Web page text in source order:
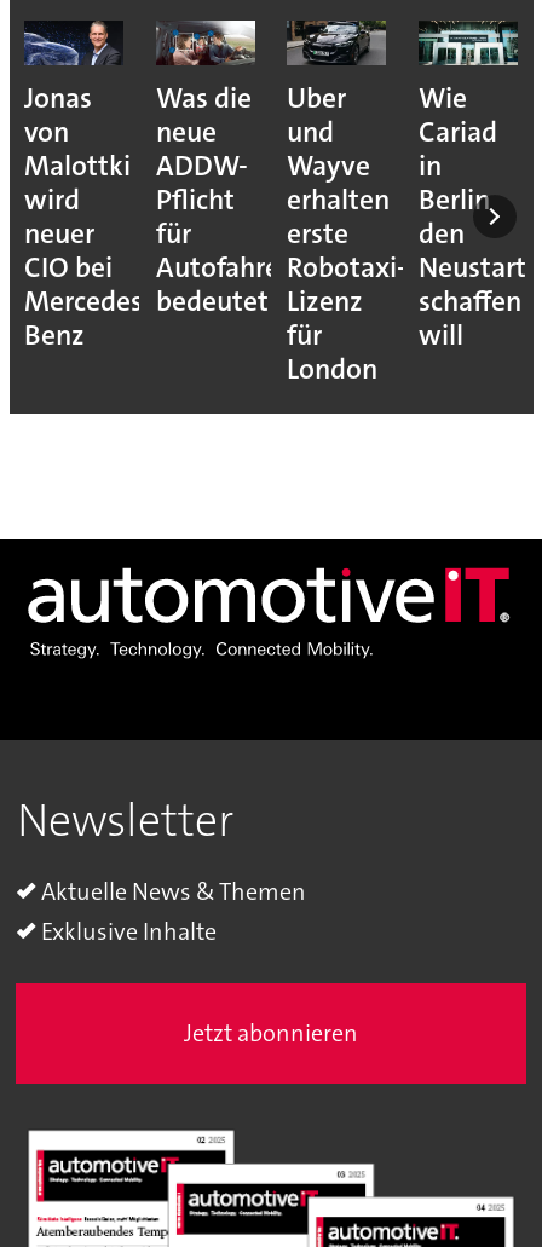
Jonas
von
Malottki
wird
neuer
CIO bei
Mercedes-
Benz
Was die
neue
ADDW-
Pflicht
für
Autofahrer
bedeutet
Uber
und
Wayve
erhalten
erste
Robotaxi-
Lizenz
für
London
Wie
Cariad
in
Berlin
den
Neustart
schaffen
will
Newsletter
Aktuelle News & Themen
Exklusive Inhalte
Jetzt abonnieren